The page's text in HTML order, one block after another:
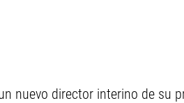
nuevo director interino de su